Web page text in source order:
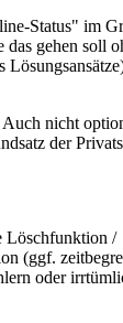
Status" im
gehen soll
Auch nicht
der
Löschfunktion /
(ggf.
oder